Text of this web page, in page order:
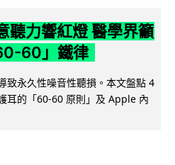
聽力響紅燈 醫學界籲
60」鐵律
致永久性噪音性聽損。本文盤點 4
耳的「60-60 原則」及 Apple 內